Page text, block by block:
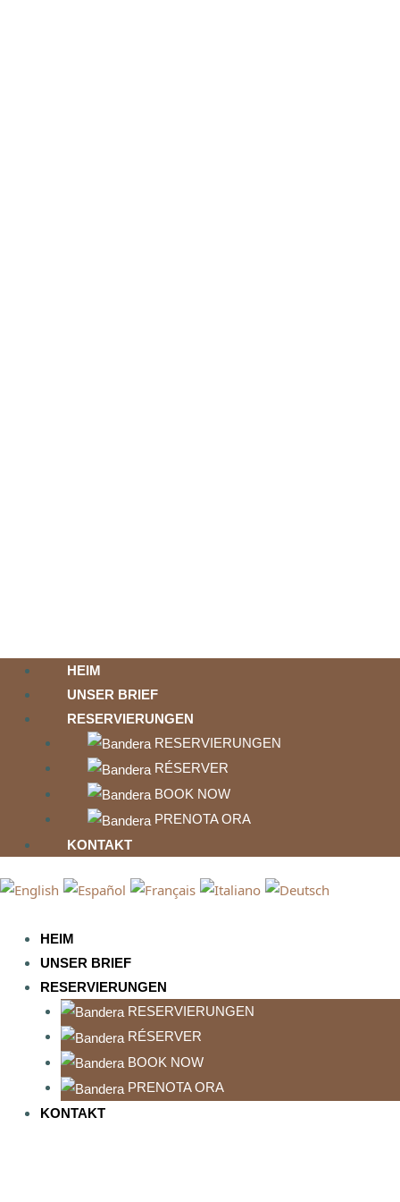
HEIM
UNSER BRIEF
RESERVIERUNGEN
RESERVIERUNGEN
RÉSERVER
BOOK NOW
PRENOTA ORA
KONTAKT
HEIM
UNSER BRIEF
RESERVIERUNGEN
RESERVIERUNGEN
RÉSERVER
BOOK NOW
PRENOTA ORA
KONTAKT